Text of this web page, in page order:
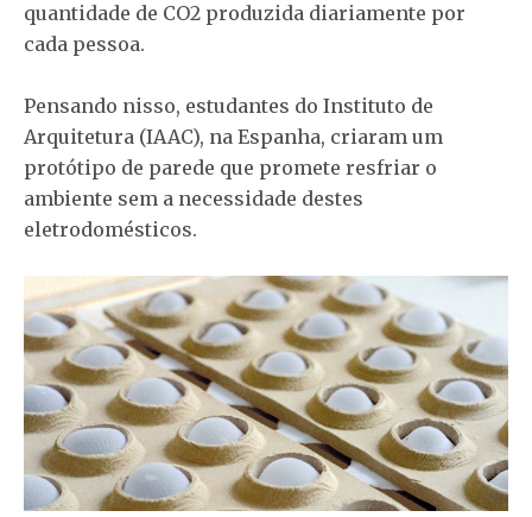
quantidade de CO2 produzida diariamente por
cada pessoa.
Pensando nisso, estudantes do Instituto de
Arquitetura (IAAC), na Espanha, criaram um
protótipo de parede que promete resfriar o
ambiente sem a necessidade destes
eletrodomésticos.